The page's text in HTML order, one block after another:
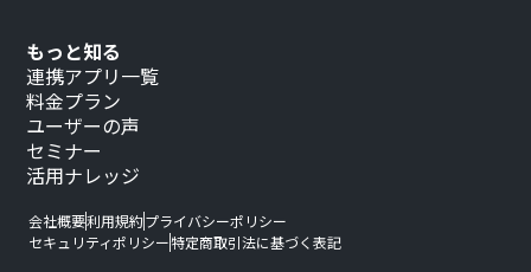
もっと知る
連携アプリ一覧
料金プラン
ユーザーの声
セミナー
活用ナレッジ
会社概要利用規約プライバシーポリシー
セキュリティポリシー特定商取引法に基づく表記